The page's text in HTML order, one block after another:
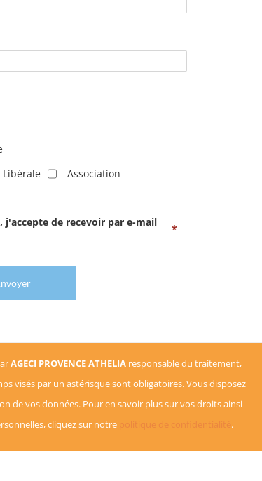
Libérale
Association
de recevoir par e-mail
AGECI PROVENCE ATHELIA responsable du traitement,
visés par un astérisque sont obligatoires. Vous disposez
de vos données. Pour en savoir plus sur vos droits ainsi
cliquez sur notre politique de confidentialité.